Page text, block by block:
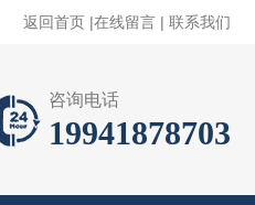
返回首页 |在线留言 | 联系我们
咨询电话
19941878703